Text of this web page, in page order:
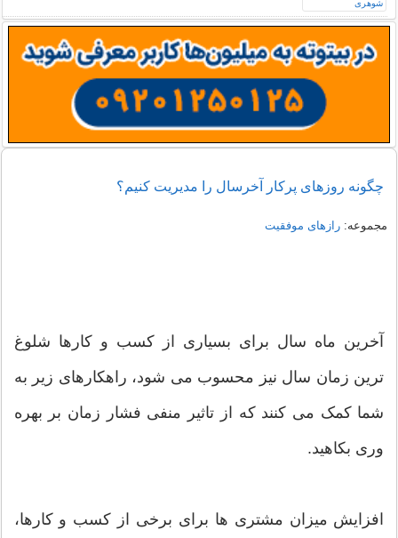
چگونه روزهای پرکار آخرسال را مدیریت کنیم؟
مجموعه:رازهای موفقیت
آخرین ماه سال برای بسیاری از کسب و کارها شلوغ
ترین زمان سال نیز محسوب می شود، راهکارهای زیر به
شما کمک می کنند که از تاثیر منفی فشار زمان بر بهره
وری بکاهید.
افزایش میزان مشتری ها برای برخی از کسب و کارها،